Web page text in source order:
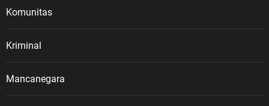
Komunitas
Kriminal
Mancanegara